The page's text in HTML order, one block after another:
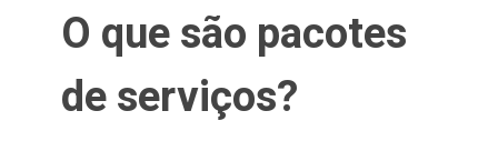
O que são pacotes
de serviços?